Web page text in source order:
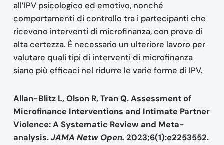
all’IPV psicologico ed emotivo, nonché
comportamenti di controllo tra i partecipanti che
ricevono interventi di microfinanza, con prove di
alta certezza. È necessario un ulteriore lavoro per
valutare quali tipi di interventi di microfinanza
siano più efficaci nel ridurre le varie forme di IPV.
Allan-Blitz L, Olson R, Tran Q. Assessment of
Microfinance Interventions and Intimate Partner
Violence:A Systematic Review and Meta-
analysis.JAMA Netw Open. 2023;6(1):e2253552.